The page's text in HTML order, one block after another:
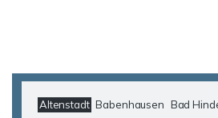
Altenstadt Babenhausen Bad